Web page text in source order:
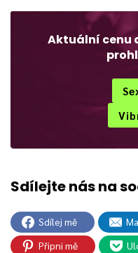
Aktuální cenu
Sdílej mě
Připni mě